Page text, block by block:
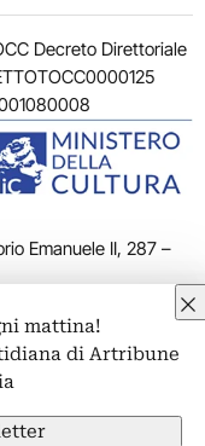
Decreto Direttoriale
Emanuele II, 287 –
287 – 00186 Roma
Credits
mattina!
di Artribune